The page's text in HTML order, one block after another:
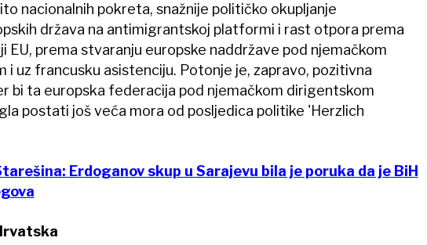
nacionalnih pokreta, snažnije političko okupljanje
država na antimigrantskoj platformi i rast otpora prema
EU, prema stvaranju europske naddržave pod njemačkom
i uz francusku asistenciju. Potonje je, zapravo, pozitivna
bi ta europska federacija pod njemačkom dirigentskom
postati još veća mora od posljedica politike 'Herzlich
Erdoganov skup u Sarajevu bila je poruka da je BiH